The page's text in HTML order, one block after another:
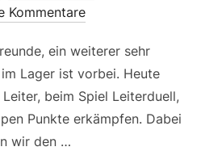
Kommentare
ein weiterer sehr
Lager ist vorbei. Heute
beim Spiel Leiterduell,
Punkte erkämpfen. Dabei
wir den …